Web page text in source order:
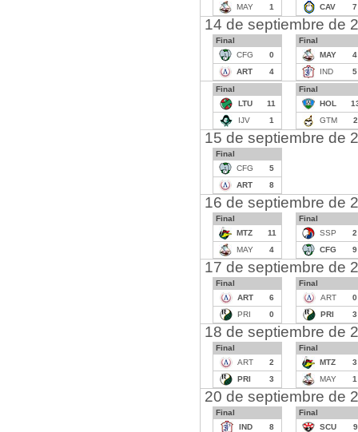
MAY
1
CAV
7
14 de septiembre de
Final
CFG
0
ART
4
Final
MAY
4
IND
5
Final
LTU
11
IJV
1
Final
HOL
GTM
2
15 de septiembre de
Final
CFG
5
ART
8
16 de septiembre de
Final
MTZ
11
MAY
4
Final
SSP
2
CFG
9
17 de septiembre de
Final
ART
6
PRI
0
Final
ART
0
PRI
3
18 de septiembre de
Final
ART
2
PRI
3
Final
MTZ
3
MAY
1
20 de septiembre de
Final
IND
8
Final
SCU
9